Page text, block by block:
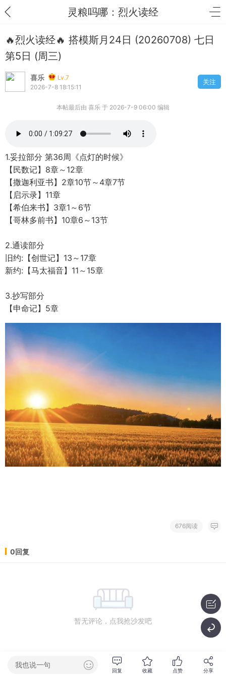
灵粮吗哪：烈火读经
🔥烈火读经🔥 搭模斯月24日 (20260708) 七日
第5日 (周三)
喜乐
Lv.7
2026-7-8 18:15:11
关注
本帖最后由 喜乐 于 2026-7-9 06:00 编辑
1.妥拉部分 第36周《点灯的时候》
【民数记】8章～12章
【撒迦利亚书】2章10节～4章7节
【启示录】11章
【希伯来书】3章1～6节
【哥林多前书】10章6～13节
2.通读部分
旧约:【创世记】13～17章
新约:【马太福音】11～15章
3.抄写部分
【申命记】5章
676阅读
0回复
暂无评论，点我抢沙发吧
我也说一句
回复 收藏 点赞 分享